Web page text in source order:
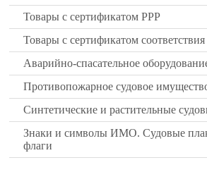
Товары с сертификатом РРР
Товары с сертификатом соответствия
Аварийно-спасательное
Противопожарное судовое
Синтетические и растительные
Знаки и символы ИМО. Судовые
флаги